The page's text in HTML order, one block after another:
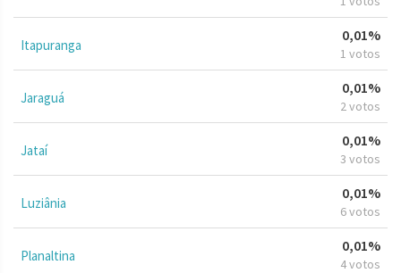
Itapuranga
0,01%
1 votos
Jaraguá
0,01%
2 votos
Jataí
0,01%
3 votos
Luziânia
0,01%
6 votos
Planaltina
0,01%
4 votos